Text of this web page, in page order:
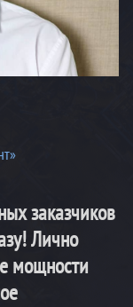
заказчиков
Лично
мощности